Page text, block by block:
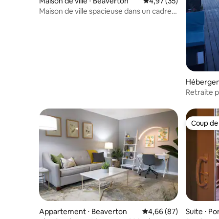
Maison de ville spacieuse dans un cadre
Retraite
Appartement ⋅ Beaverton Évaluation moyenne
4,66 (87)
Coup
Coup
Suite ⋅